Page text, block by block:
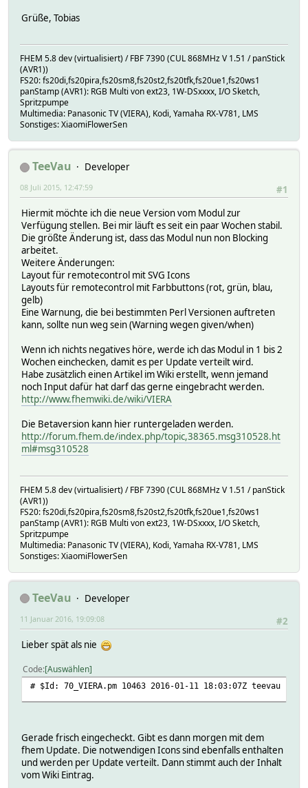
Grüße, Tobias
FHEM 5.8 dev (virtualisiert) / FBF 7390 (CUL 868MHz V 1.51 / panStick
(AVR1))
FS20: fs20di,fs20pira,fs20sm8,fs20st2,fs20tfk,fs20ue1,fs20ws1
panStamp (AVR1): RGB Multi von ext23, 1W-DSxxxx, I/O Sketch,
Spritzpumpe
Multimedia: Panasonic TV (VIERA), Kodi, Yamaha RX-V781, LMS
Sonstiges: XiaomiFlowerSen
TeeVau
Developer
#1
08 Juli 2015, 12:47:59
Hiermit möchte ich die neue Version vom Modul zur
Verfügung stellen. Bei mir läuft es seit ein paar Wochen stabil.
Die größte Änderung ist, dass das Modul nun non Blocking
arbeitet.
Weitere Änderungen:
Layout für remotecontrol mit SVG Icons
Layouts für remotecontrol mit Farbbuttons (rot, grün, blau,
gelb)
Eine Warnung, die bei bestimmten Perl Versionen auftreten
kann, sollte nun weg sein (Warning wegen given/when)
Wenn ich nichts negatives höre, werde ich das Modul in 1 bis 2
Wochen einchecken, damit es per Update verteilt wird.
Habe zusätzlich einen Artikel im Wiki erstellt, wenn jemand
noch Input dafür hat darf das gerne eingebracht werden.
http://www.fhemwiki.de/wiki/VIERA
Die Betaversion kann hier runtergeladen werden.
http://forum.fhem.de/index.php/topic,38365.msg310528.ht
ml#msg310528
FHEM 5.8 dev (virtualisiert) / FBF 7390 (CUL 868MHz V 1.51 / panStick
(AVR1))
FS20: fs20di,fs20pira,fs20sm8,fs20st2,fs20tfk,fs20ue1,fs20ws1
panStamp (AVR1): RGB Multi von ext23, 1W-DSxxxx, I/O Sketch,
Spritzpumpe
Multimedia: Panasonic TV (VIERA), Kodi, Yamaha RX-V781, LMS
Sonstiges: XiaomiFlowerSen
TeeVau
Developer
#2
11 Januar 2016, 19:09:08
Lieber spät als nie
Code Auswählen
# $Id: 70_VIERA.pm 10463 2016-01-11 18:03:07Z teevau $
Gerade frisch eingecheckt. Gibt es dann morgen mit dem
fhem Update. Die notwendigen Icons sind ebenfalls enthalten
und werden per Update verteilt. Dann stimmt auch der Inhalt
vom Wiki Eintrag.